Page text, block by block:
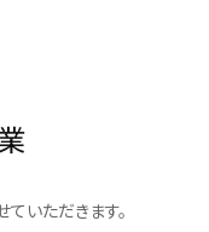
いただきます。